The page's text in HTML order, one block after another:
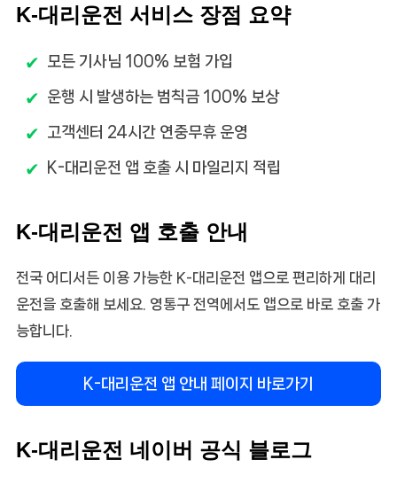
K-대리운전 서비스 장점 요약
모든 기사님 100% 보험 가입
운행 시 발생하는 범칙금 100% 보상
고객센터 24시간 연중무휴 운영
K-대리운전 앱 호출 시 마일리지 적립
K-대리운전 앱 호출 안내
전국 어디서든 이용 가능한 K-대리운전 앱으로 편리하게 대리
운전을 호출해 보세요. 영통구 전역에서도 앱으로 바로 호출 가
능합니다.
K-대리운전 앱 안내 페이지 바로가기
K-대리운전 네이버 공식 블로그